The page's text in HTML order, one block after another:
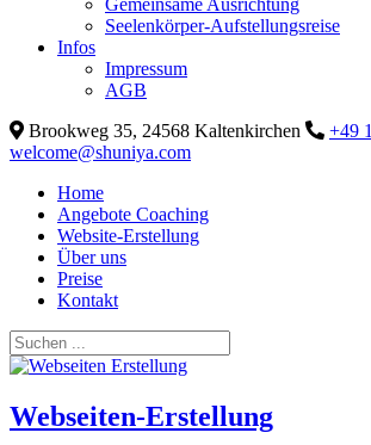
Gemeinsame Ausrichtung
Seelenkörper-Aufstellungsreise
Infos
Impressum
AGB
Brookweg 35, 24568 Kaltenkirchen
+49
welcome@shuniya.com
Home
Angebote Coaching
Website-Erstellung
Über uns
Preise
Kontakt
Webseiten-Erstellung